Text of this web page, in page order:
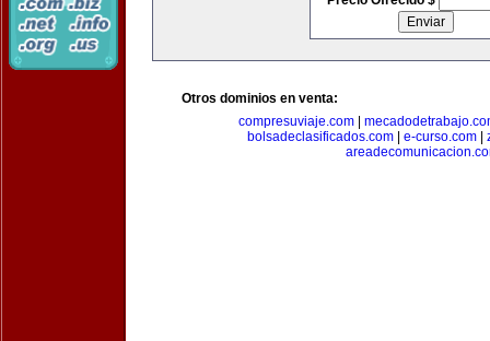
Otros dominios en venta:
compresuviaje.com
bolsadeclasificados.com
e-curso.com